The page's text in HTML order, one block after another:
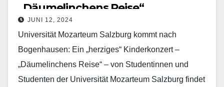
„Däumelinchens Reise“
JUNI 12, 2024
Universität Mozarteum Salzburg kommt nach
Bogenhausen: Ein „herziges“ Kinderkonzert –
„Däumelinchens Reise“ – von Studentinnen und
Studenten der Universität Mozarteum Salzburg findet